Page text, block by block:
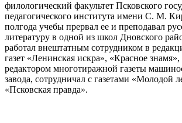
филологический факультет Псковского
педагогического института имени С. М.
полгода учебы прервал ее и преподавал
литературу в одной из школ Дновского
работал внештатным сотрудником в
газет «Ленинская искра», «Красное
редактором многотиражной газеты
завода, сотрудничал с газетами «Молодой
«Псковская правда».